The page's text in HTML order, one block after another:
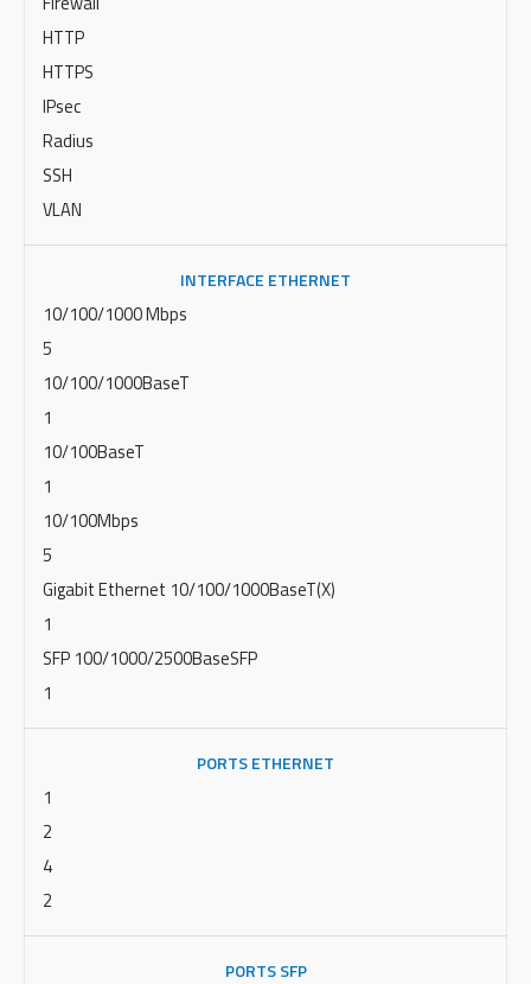
HTTP
HTTPS
IPsec
Radius
SSH
VLAN
INTERFACE ETHERNET
10/100/1000 Mbps
5
10/100/1000BaseT
1
10/100BaseT
1
10/100Mbps
5
Gigabit Ethernet 10/100/1000BaseT(X)
1
SFP 100/1000/2500BaseSFP
1
PORTS ETHERNET
1
2
4
2
PORTS SFP